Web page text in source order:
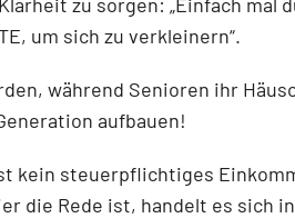
um sich zu verkleinern“.
während Senioren ihr
aufbauen!
kein steuerpflichtiges
die Rede ist, handelt es sich